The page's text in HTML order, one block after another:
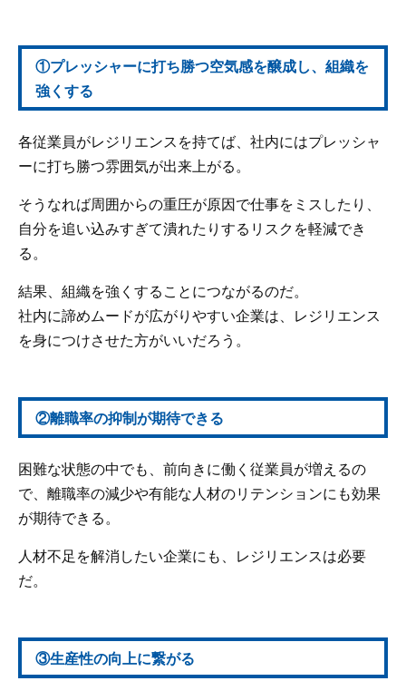
①プレッシャーに打ち勝つ空気感を醸成し、組織を
強くする
各従業員がレジリエンスを持てば、社内にはプレッシャ
ーに打ち勝つ雰囲気が出来上がる。
そうなれば周囲からの重圧が原因で仕事をミスしたり、
自分を追い込みすぎて潰れたりするリスクを軽減でき
る。
結果、組織を強くすることにつながるのだ。
社内に諦めムードが広がりやすい企業は、レジリエンス
を身につけさせた方がいいだろう。
②離職率の抑制が期待できる
困難な状態の中でも、前向きに働く従業員が増えるの
で、離職率の減少や有能な人材のリテンションにも効果
が期待できる。
人材不足を解消したい企業にも、レジリエンスは必要
だ。
③生産性の向上に繋がる